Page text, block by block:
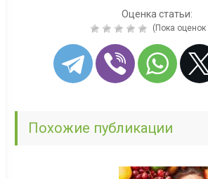
Оценка статьи:
(Пока оценок
Похожие публикации